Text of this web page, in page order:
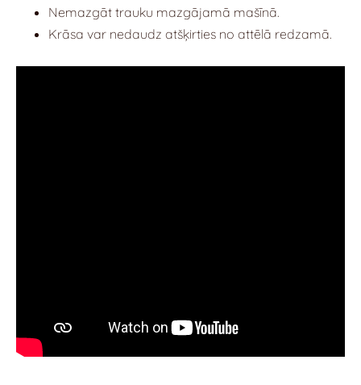
Nemazgāt trauku mazgājamā mašīnā.
Krāsa var nedaudz atšķirties no attēlā redzamā.